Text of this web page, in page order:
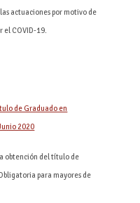
actuaciones por motivo de
el COVID-19.
de Graduado en
2020
obtención del título de
para mayores de